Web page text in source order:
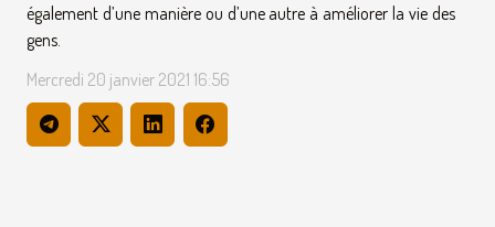
également d’une manière ou d’une autre à améliorer la vie des
gens.
Mercredi 20 janvier 2021 16:56